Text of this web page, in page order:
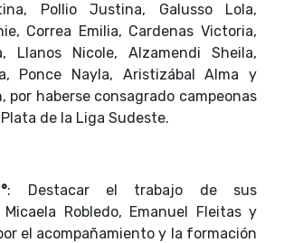
Pollio Justina, Galusso Lola,
Correa Emilia, Cardenas Victoria,
Llanos Nicole, Alzamendi Sheila,
Ponce Nayla, Aristizábal Alma y
por haberse consagrado campeonas
de la Liga Sudeste.
: Destacar el trabajo de sus
Robledo, Emanuel Fleitas y
el acompañamiento y la formación